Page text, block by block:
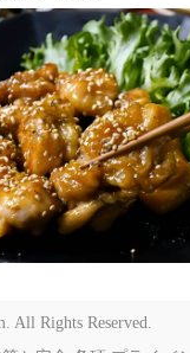
All Rights Reserved.